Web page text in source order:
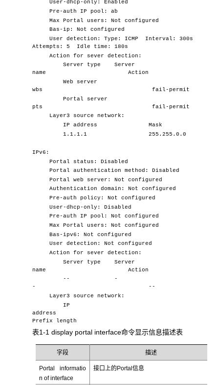
User-dhcp-only: Enabled
Pre-auth IP pool: ab
Max Portal users: Not configured
Bas-ip: Not configured
User detection: Type: ICMP Interval: 300s
Attempts: 5 Idle time: 180s
Action for sever detection:
Server type Server
name Action
Web server
wbs fail-permit
Portal server
pts fail-permit
Layer3 source network:
IP address Mask
1.1.1.1 255.255.0.0
IPv6:
Portal status: Disabled
Portal authentication method: Disabled
Portal web server: Not configured
Authentication domain: Not configured
Pre-auth policy: Not configured
User-dhcp-only: Disabled
Pre-auth IP pool: Not configured
Max Portal users: Not configured
Bas-ipv6: Not configured
User detection: Not configured
Action for sever detection:
Server type Server
name Action
-- -
- --
Layer3 source network:
IP
address
Prefix length
表1-1 display portal interface命令显示信息描述表
字段 描述
Portal informatio
n of interface
接口上的Portal信息